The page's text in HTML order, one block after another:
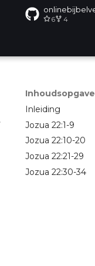
6 4
Inhoudsopgave
Inleiding
Jozua 22:1-9
Jozua 22:10-20
Jozua 22:21-29
Jozua 22:30-34